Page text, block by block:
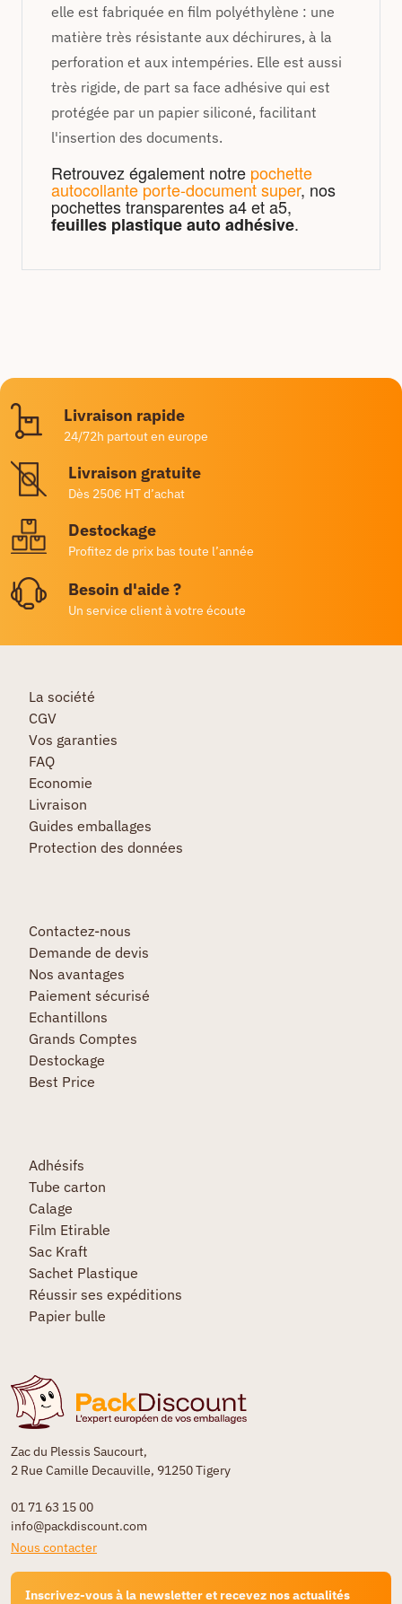
elle est fabriquée en film polyéthylène : une
matière très résistante aux déchirures, à la
perforation et aux intempéries. Elle est aussi
très rigide, de part sa face adhésive qui est
protégée par un papier siliconé, facilitant
l'insertion des documents.
Retrouvez également notre pochette
autocollante porte-document super, nos
pochettes transparentes a4 et a5,
feuilles plastique auto adhésive.
Livraison rapide
24/72h partout en europe
Livraison gratuite
Dès 250€ HT d’achat
Destockage
Profitez de prix bas toute l’année
Besoin d'aide ?
Un service client à votre écoute
Zac du Plessis Saucourt,
2 Rue Camille Decauville, 91250 Tigery
01 71 63 15 00
info@packdiscount.com
Nous contacter
Inscrivez-vous à la newsletter et recevez nos actualités
La société
CGV
Vos garanties
FAQ
Economie
Livraison
Guides emballages
Protection des données
Contactez-nous
Demande de devis
Nos avantages
Paiement sécurisé
Echantillons
Grands Comptes
Destockage
Best Price
Adhésifs
Tube carton
Calage
Film Etirable
Sac Kraft
Sachet Plastique
Réussir ses expéditions
Papier bulle